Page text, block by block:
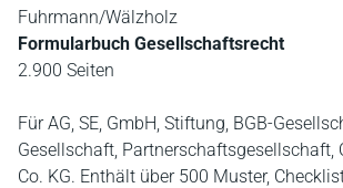
Fuhrmann/Wälzholz
Formularbuch Gesellschaftsrecht
2.900 Seiten
Für AG, SE, GmbH, Stiftung, BGB-
Gesellschaft, Partnerschaftsgesellschaft,
Co. KG. Enthält über 500 Muster,